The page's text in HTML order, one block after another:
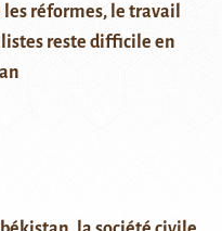
réformes, le travail
reste difficile en